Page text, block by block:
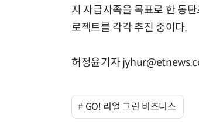
지 자급자족을 목표로 한 동
로젝트를 각각 추진 중이다.
허정윤기자
GO! 리얼 그린 비즈니스